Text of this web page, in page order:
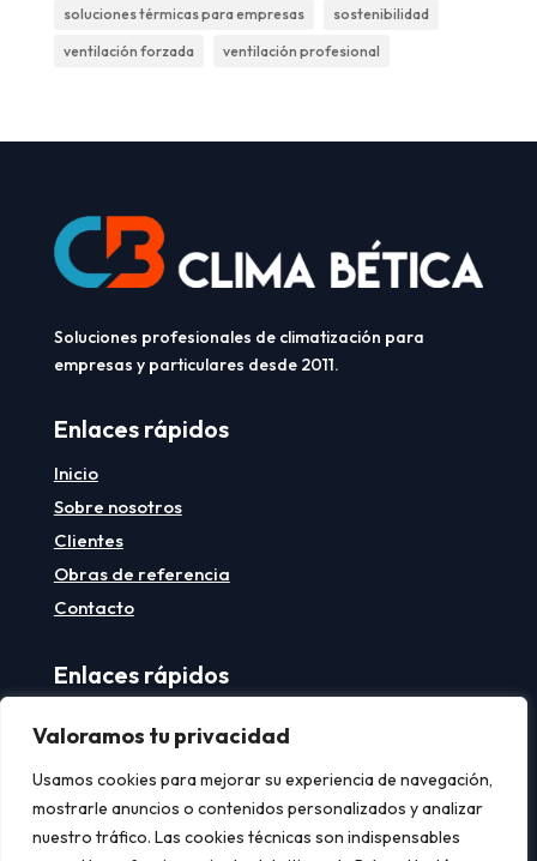
Valoramos tu privacidad
Usamos cookies para mejorar su experiencia de navegación,
mostrarle anuncios o contenidos personalizados y analizar
nuestro tráfico. Las cookies técnicas son indispensables
soluciones térmicas para empresas sostenibilidad
ventilación forzada ventilación profesional
Soluciones profesionales de climatización para
empresas y particulares desde 2011.
Enlaces rápidos
Inicio
Sobre nosotros
Clientes
Obras de referencia
Contacto
Enlaces rápidos
Política de privacidad
Política de cookies
Contacto